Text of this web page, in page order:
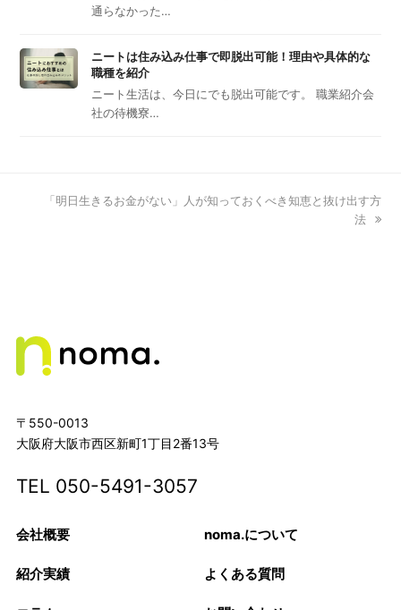
通らなかった…
ニートは住み込み仕事で即脱出可能！理由や具体的な
職種を紹介
ニート生活は、今日にでも脱出可能です。 職業紹介会
社の待機寮…
next
「明日生きるお金がない」人が知っておくべき知恵と抜け出す方
法
〒550-0013
大阪府大阪市西区新町1丁目2番13号
TEL 050-5491-3057
会社概要 noma.について
紹介実績 よくある質問